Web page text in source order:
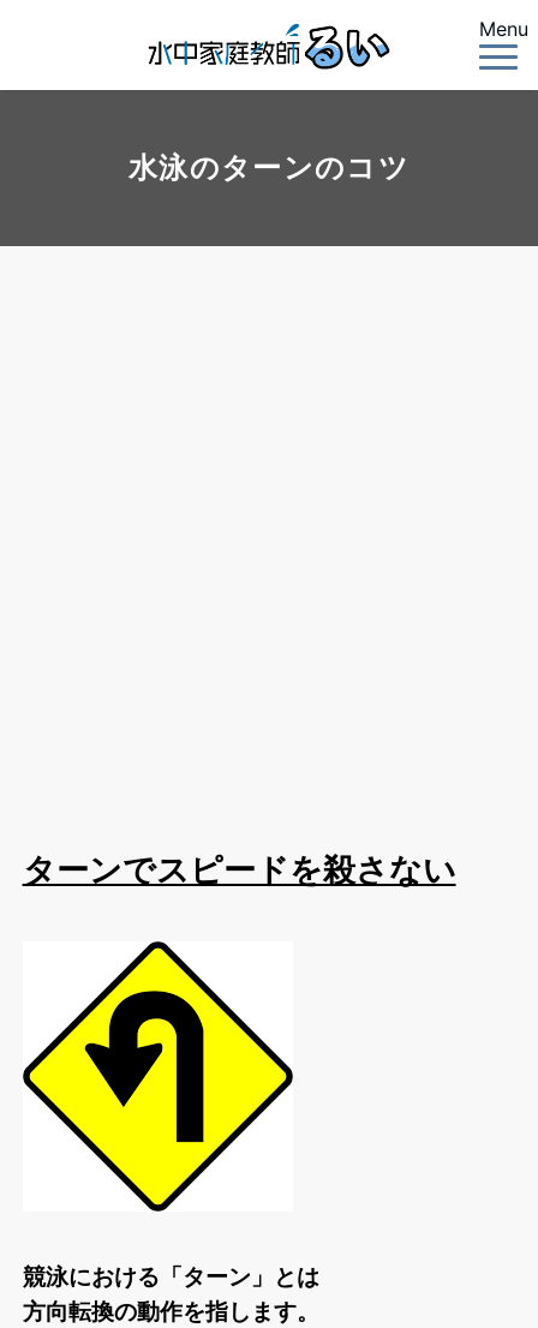
Menu
水泳のターンのコツ
ターンでスピードを殺さない
競泳における「ターン」とは
方向転換の動作を指します。